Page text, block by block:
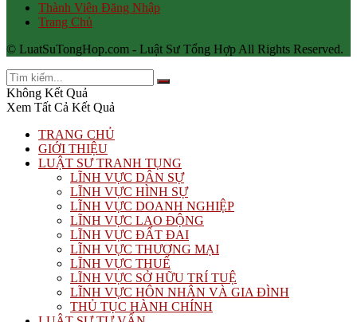
Thành Viên Đăng Nhập
Trang Chủ
© LuatSuTongHop.com - Luật Sư Tổng Hợp All Rights Reserved.
Không Kết Quả
Xem Tất Cả Kết Quả
TRANG CHỦ
GIỚI THIỆU
LUẬT SƯ TRANH TỤNG
LĨNH VỰC DÂN SỰ
LĨNH VỰC HÌNH SỰ
LĨNH VỰC DOANH NGHIỆP
LĨNH VỰC LAO ĐỘNG
LĨNH VỰC ĐẤT ĐAI
LĨNH VỰC THƯƠNG MẠI
LĨNH VỰC THUẾ
LĨNH VỰC SỞ HỮU TRÍ TUỆ
LĨNH VỰC HÔN NHÂN VÀ GIA ĐÌNH
THỦ TỤC HÀNH CHÍNH